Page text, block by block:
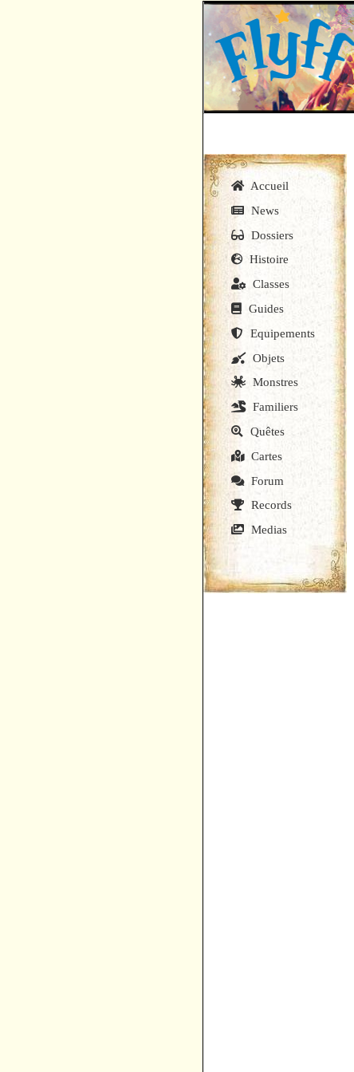
Accueil
News
Dossiers
Histoire
Classes
Guides
Equipements
Objets
Monstres
Familiers
Quêtes
Cartes
Forum
Records
Medias